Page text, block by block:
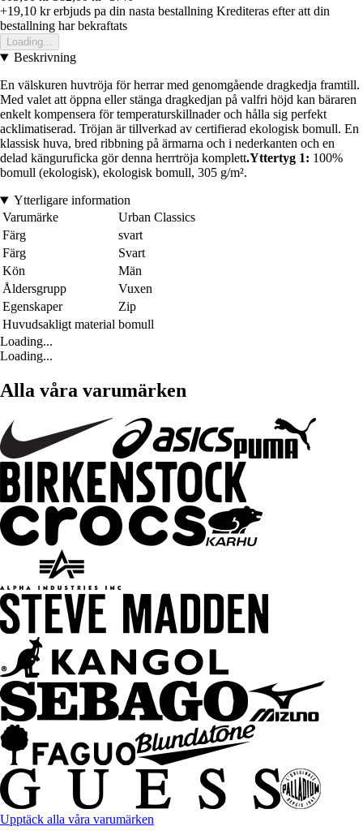
+19,10 krerbjuds pa din nasta bestallning Krediteras efter att din
bestallning har bekraftats
Loading...
Beskrivning
En välskuren huvtröja för herrar med genomgående dragkedja framtill.
Med valet att öppna eller stänga dragkedjan på valfri höjd kan bäraren
enkelt kompensera för temperaturskillnader och hålla sig perfekt
acklimatiserad. Tröjan är tillverkad av certifierad ekologisk bomull. En
klassisk huva, bred ribbning på ärmarna och i nederkanten och en
delad känguruficka gör denna herrtröja komplett.Yttertyg 1: 100%
bomull (ekologisk), ekologisk bomull, 305 g/m².
Ytterligare information
Varumärke
Urban Classics
Färg
svart
Färg
Svart
Kön
Män
Åldersgrupp
Vuxen
Egenskaper
Zip
Huvudsakligt material bomull
Loading...
Loading...
Alla våra varumärken
Upptäck alla våra varumärken